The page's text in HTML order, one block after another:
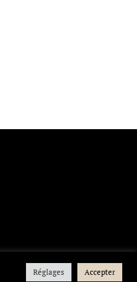
Réglages Accepter